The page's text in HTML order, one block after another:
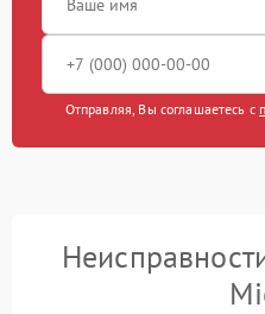
Отправляя, Вы соглашаетесь с